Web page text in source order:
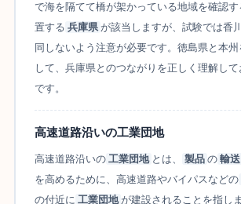
で海を隔てて橋が架かっている地域を確認
置する 兵庫県 が該当しますが、試験では香
同しないよう注意が必要です。徳島県と本州
して、兵庫県とのつながりを正しく理解し
です。
高速道路沿いの工業団地
高速道路沿いの 工業団地 とは、 製品 の 輸送
を高めるために、高速道路やバイパスなどの
の付近に 工業団地 が建設されることを指し